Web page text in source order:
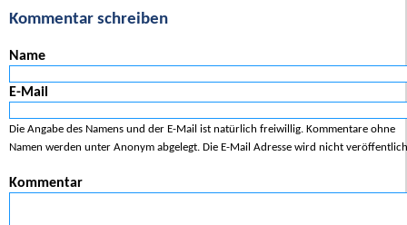
Kommentar schreiben
Name
E-Mail
Die Angabe des Namens und der E-Mail ist natürlich freiwillig. Kommentare ohne
Namen werden unter Anonym abgelegt. Die E-Mail Adresse wird nicht
Kommentar